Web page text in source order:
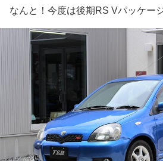
なんと！今度は後期RS Vパッケー